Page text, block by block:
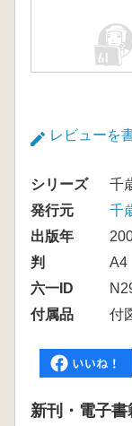
レビューを
シリーズ
千
発行元
千
出版年
判
A4
六一ID
付属品
付
新刊・電子書